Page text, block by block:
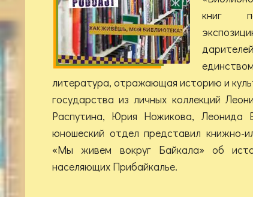
книг
литература, отражающая историю и
государства из личных коллекций
Распутина, Юрия Ножикова, Леонида
юношеский отдел представил книжно-
«Мы живем вокруг Байкала» об
населяющих Прибайкалье.